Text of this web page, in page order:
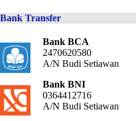
Bank Transfer
Bank BCA
2470620580
A/N Budi Setiawan
Bank BNI
0364412716
A/N Budi Setiawan